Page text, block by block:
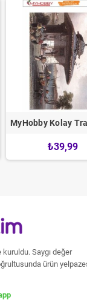
MyHobby Kolay
₺39,99
Saygı değer
ürün